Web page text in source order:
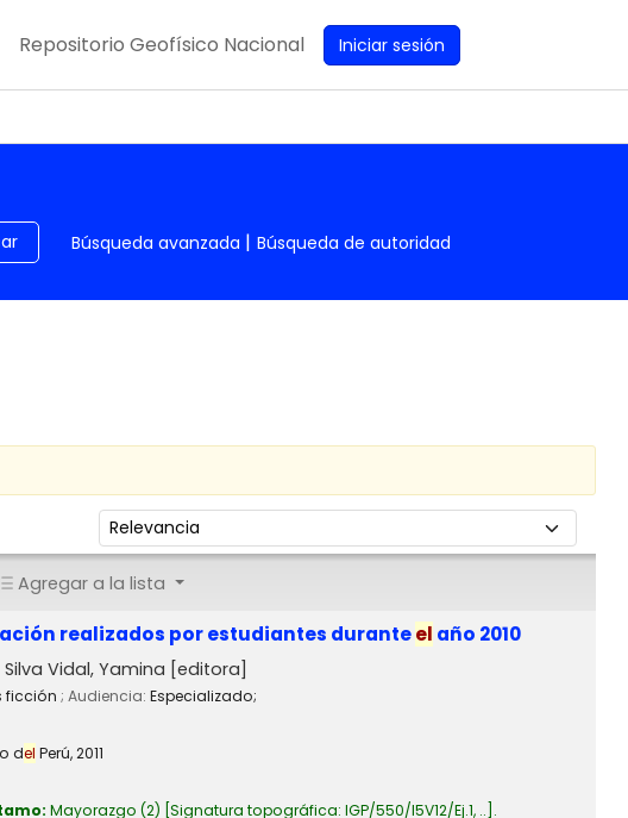
Repositorio Geofísico Nacional Iniciar sesión
Búsqueda avanzada Búsqueda de autoridad
Ordenar por:
Agregar a la lista
realizados por estudiantes duranteel año 2010
Silva Vidal, Yamina [editora]
ficción ; Audiencia: Especializado;
del Perú,2011
Mayorazgo (2) Signatura topográfica: IGP/550/I5V12/Ej.1, .. .